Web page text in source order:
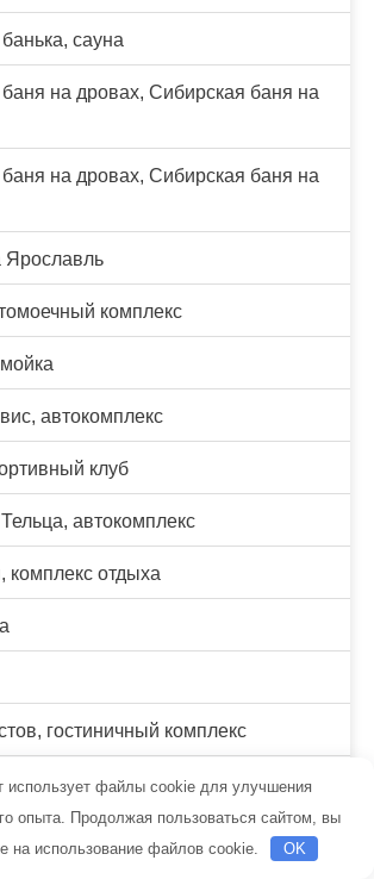
сауна
на дровах, Сибирская баня на
на дровах, Сибирская баня на
комплекс
автокомплекс
клуб
автокомплекс
комплекс отдыха
гостиничный комплекс
использует файлы cookie для улучшения
опыта. Продолжая пользоваться сайтом, вы
на использование файлов cookie.
OK